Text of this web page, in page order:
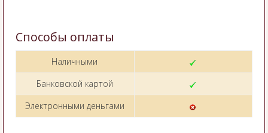
Способы оплаты
Наличными
Банковской картой
Электронными деньгами